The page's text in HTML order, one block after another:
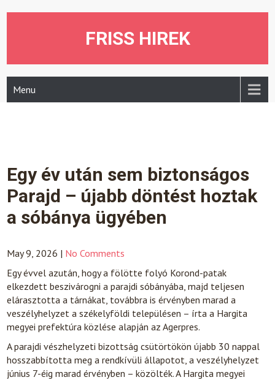
FRISS HIREK
Menu
Egy év után sem biztonságos
Parajd – újabb döntést hoztak
a sóbánya ügyében
May 9, 2026 | No Comments
Egy évvel azután, hogy a fölötte folyó Korond-patak
elkezdett beszivárogni a parajdi sóbányába, majd teljesen
elárasztotta a tárnákat, továbbra is érvényben marad a
veszélyhelyzet a székelyföldi településen – írta a Hargita
megyei prefektúra közlése alapján az Agerpres.
A parajdi vészhelyzeti bizottság csütörtökön újabb 30 nappal
hosszabbította meg a rendkívüli állapotot, a veszélyhelyzet
június 7-éig marad érvényben – közölték. A Hargita megyei